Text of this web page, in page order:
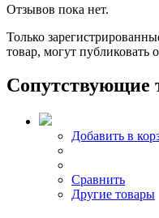
Отзывов пока нет.
Только
товар, могут публиковать
Сопутствующие
Добавить в
Сравнить
Другие товары